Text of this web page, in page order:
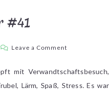
#41
Leave a Comment
#41
mit Verwandtschaftsbesuch,
Lärm, Spaß, Stress. Es war